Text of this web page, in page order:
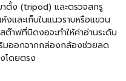
าตั้ง (tripod) และตรวจสกรู
งและเก็บในแนวราบหรือแขวน
ต๊าฟที่บิดงอจะทำให้ค่าอ่านระดับ
มออกจากกล่องกล้องช่วยลด
โดยตรง